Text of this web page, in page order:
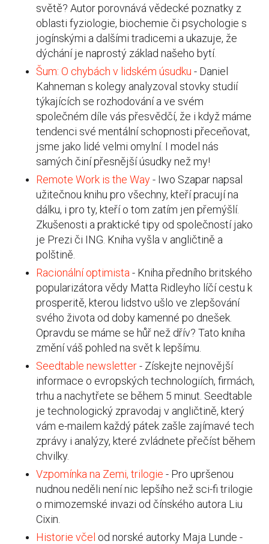
světě? Autor porovnává vědecké poznatky z
oblasti fyziologie, biochemie či psychologie s
jogínskými a dalšími tradicemi a ukazuje, že
dýchání je naprostý základ našeho bytí.
Šum: O chybách v lidském úsudku - Daniel
Kahneman s kolegy analyzoval stovky studií
týkajících se rozhodování a ve svém
společném díle vás přesvědčí, že i když máme
tendenci své mentální schopnosti přeceňovat,
jsme jako lidé velmi omylní. I model nás
samých činí přesnější úsudky než my!
Remote Work is the Way- Iwo Szapar napsal
užitečnou knihu pro všechny, kteří pracují na
dálku, i pro ty, kteří o tom zatím jen přemýšlí.
Zkušenosti a praktické tipy od společností jako
je Prezi či ING. Kniha vyšla v angličtině a
polštině.
Racionální optimista - Kniha předního britského
popularizátora vědy Matta Ridleyho líčí cestu k
prosperitě, kterou lidstvo ušlo ve zlepšování
svého života od doby kamenné po dnešek.
Opravdu se máme se hůř než dřív? Tato kniha
změní váš pohled na svět k lepšímu.
Seedtable newsletter- Získejte nejnovější
informace o evropských technologiích, firmách,
trhu a nachytřete se během 5 minut. Seedtable
je technologický zpravodaj v angličtině, který
vám e-mailem každý pátek zašle zajímavé tech
zprávy i analýzy, které zvládnete přečíst během
chvilky.
Vzpomínka na Zemi, trilogie - Pro upršenou
nudnou neděli není nic lepšího než sci-fi trilogie
o mimozemské invazi od čínského autora Liu
Cixin.
Historie včel od norské autorky Maja Lunde -